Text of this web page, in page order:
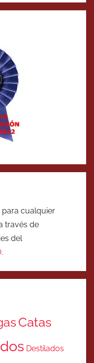
cualquier
través de
del
.
Catas
Destilados